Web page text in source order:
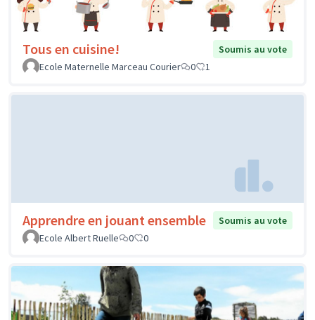
Tous en cuisine!
Soumis au vote
Ecole Maternelle Marceau Courier
0 1
Apprendre en jouant ensemble
Soumis au vote
Ecole Albert Ruelle
0 0